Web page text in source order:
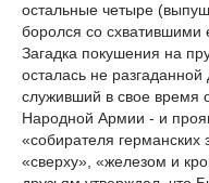
остальные четыре
боролся со
Загадка покушения на
осталась не
служивший в свое время
Народной Армии - и
«собирателя
«сверху», «железом и